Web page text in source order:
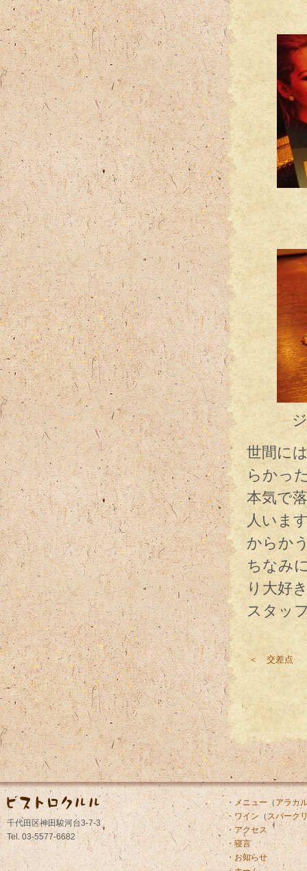
美味
ジンジ
世間に
らかっ
本気で
人いま
からか
ちなみ
り大好
スタッ
＜ 交差点
千代田区神田駿河台3-7-3
Tel. 03-5577-6682
・メニュー（ アラカ
・ワイン （スパーク
・アクセス
・寝言
・お知らせ